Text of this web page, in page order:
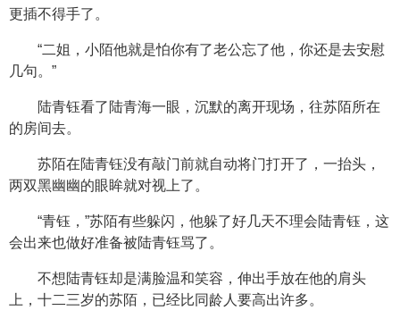
更插不得手了。
“二姐，小陌他就是怕你有了老公忘了他，你还是去安慰
几句。”
陆青钰看了陆青海一眼，沉默的离开现场，往苏陌所在
的房间去。
苏陌在陆青钰没有敲门前就自动将门打开了，一抬头，
两双黑幽幽的眼眸就对视上了。
“青钰，”苏陌有些躲闪，他躲了好几天不理会陆青钰，这
会出来也做好准备被陆青钰骂了。
不想陆青钰却是满脸温和笑容，伸出手放在他的肩头
上，十二三岁的苏陌，已经比同龄人要高出许多。